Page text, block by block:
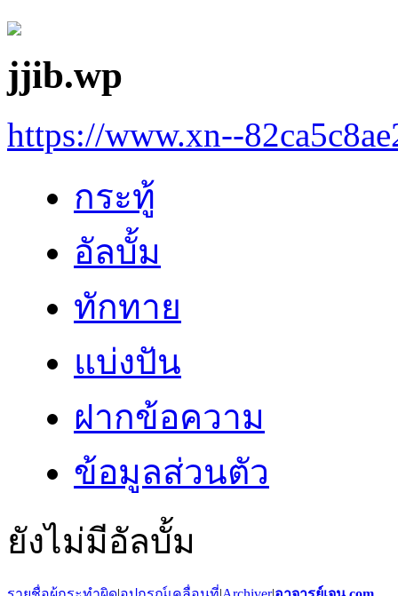
jjib.wp
https://www.xn--
กระทู้
อัลบั้ม
ทักทาย
แบ่งปัน
ฝากข้อความ
ข้อมูลส่วนตัว
ยังไม่มีอัลบั้ม